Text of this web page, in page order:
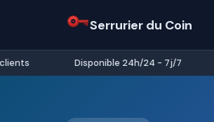
Serrurier du Coin
Disponible 24h/24 - 7j/7